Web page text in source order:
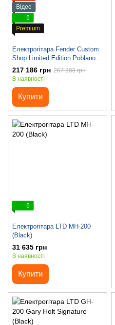
Відео
5
Premium
Електрогітара Fender Custom
Shop Limited Edition Poblano
Stratocaster Super Heavy Relic
Aged Black
217 186 грн 267 388 грн
В наявності
Купити
5
Електрогітара LTD MH-200
(Black)
31 635 грн
В наявності
Купити